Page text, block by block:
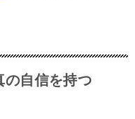
の自信を持つ